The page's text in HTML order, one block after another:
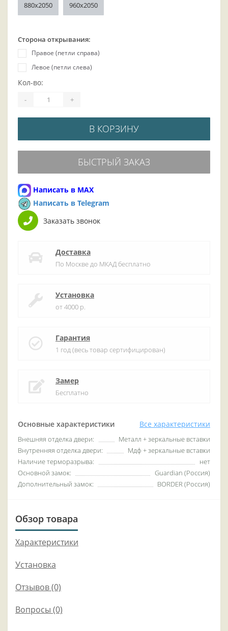
Основные характеристики Все характеристики
Внешняя отделка двери:
Металл + зеркальные вставки
Внутренняя отделка двери:
Мдф + зеркальные вставки
Наличие терморазрыва:
нет
Основной замок:
Guardian (Россия)
Дополнительный замок:
BORDER (Россия)
880x2050 960x2050
Сторона открывания:
Правое (петли справа)
Левое (петли слева)
Кол-во:
- +
В КОРЗИНУ
БЫСТРЫЙ ЗАКАЗ
Написать в MAX
Написать в Telegram
Заказать звонок
Доставка
По Москве до МКАД бесплатно
Установка
от 4000 р.
Гарантия
1 год (весь товар сертифицирован)
Замер
Бесплатно
Обзор товара
Характеристики
Установка
Отзывов (0)
Вопросы (0)